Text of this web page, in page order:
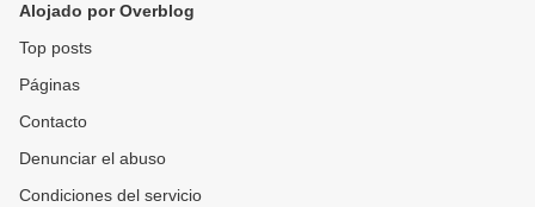
Alojado por Overblog
Top posts
Páginas
Contacto
Denunciar el abuso
Condiciones del servicio